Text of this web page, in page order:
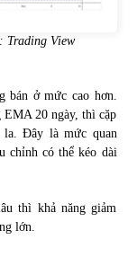
Trading View
bán ở mức cao hơn.
20 ngày, thì cặp
la. Đây là mức quan
chỉnh có thể kéo dài
thì khả năng giảm
lớn.